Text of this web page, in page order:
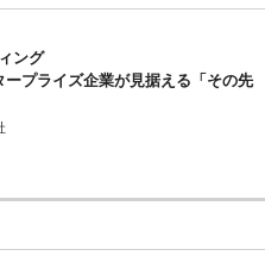
ング
プライズ企業が見据える「その先